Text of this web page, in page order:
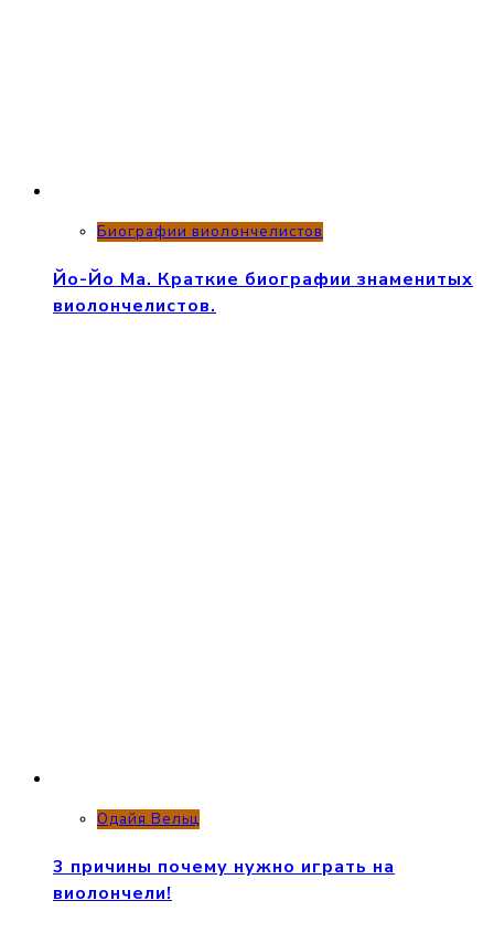
Биографии виолончелистов
Йо-Йо Ма. Краткие биографии знаменитых
виолончелистов.
Одайя Вельц
3 причины почему нужно играть на
виолончели!